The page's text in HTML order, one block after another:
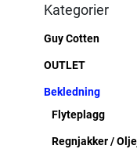
Kategorier
Guy Cotten
OUTLET
Bekledning
Flyteplagg
Regnjakker /